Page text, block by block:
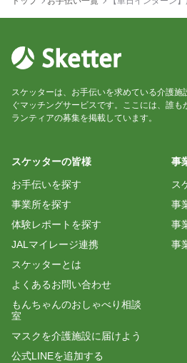
スケッターは、お手伝いを求めている介護
ぐマッチングサービスです。ここには、誰
ランティアの募集を掲載しています。
スケッターの皆様
お手伝いを探す
事業所を探す
体験レポートを探す
JALマイレージ連携
スケッターとは
よくあるお問い合わせ
もんちゃんのおしゃべり相談
室
マスクを介護施設に届けよう
公式LINEを追加する
事
ス
事
事
事